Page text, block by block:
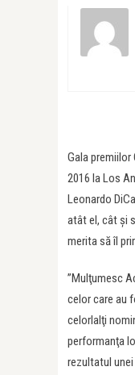
Gala premiilor
2016 la Los
Leonardo
atât el, cât și
merita să îl
”Mulţumesc
celor care au
celorlalţi
performanţa
rezultatul